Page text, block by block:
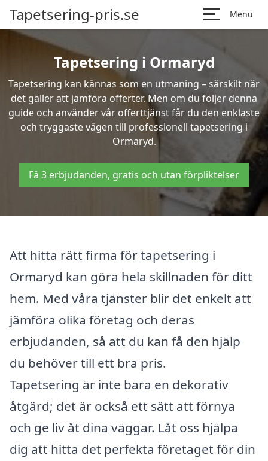
Tapetsering-pris.se Menu
Tapetsering i Ormaryd
Tapetsering kan kännas som en utmaning – särskilt när
det gäller att jämföra offerter. Men om du följer denna
guide och använder vår offerttjänst får du den enklaste
och tryggaste vägen till professionell tapetsering i
Ormaryd.
Få 3 erbjudanden, gratis och utan förpliktelser
Att hitta rätt firma för tapetsering i
Ormaryd kan göra hela skillnaden för ditt
hem. Med våra tjänster blir det enkelt att
jämföra olika företag och deras
erbjudanden, så att du kan få den hjälp
du behöver till ett bra pris.
Tapetsering är inte bara en dekorativ
åtgärd; det är också ett sätt att förnya
och ge liv åt dina väggar. Låt oss hjälpa
dig att hitta det perfekta företaget för din